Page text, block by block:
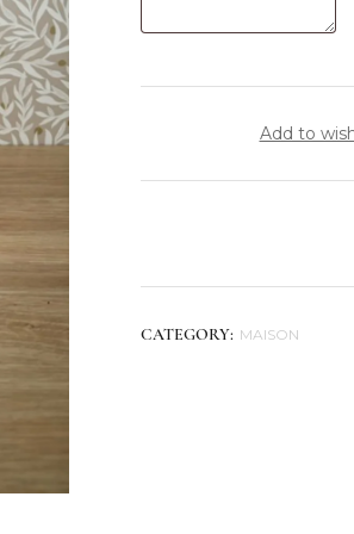
Add to
CATEGORY: MAISON